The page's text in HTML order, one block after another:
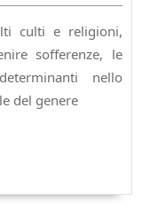
culti e religioni,
sofferenze, le
nello
del genere